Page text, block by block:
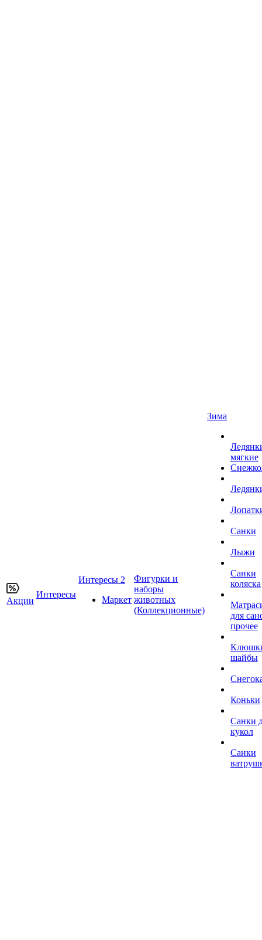
Акции
Интересы
Интересы 2
Маркет
Фигурки и
наборы
животных
(Коллекционные)
Зима
мягкие
Санки
Лыжи
Санки
коляска
для
прочее
шайбы
Коньки
Санки
кукол
Санки